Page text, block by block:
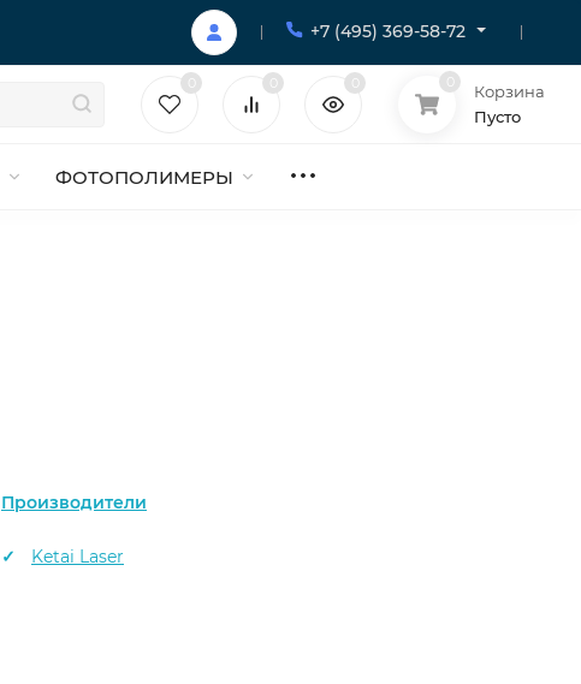
+7 (495) 369-58-72
Корзина
Пусто
ФОТОПОЛИМЕРЫ
Производители
Ketai Laser